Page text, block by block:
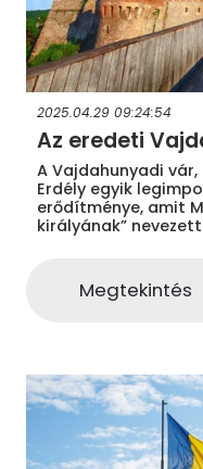
2025.04.29 09:24:54
Az eredeti
A Vajdahunyadi
Erdély egyik
erődítménye, amit
királyának”
Megtekintés